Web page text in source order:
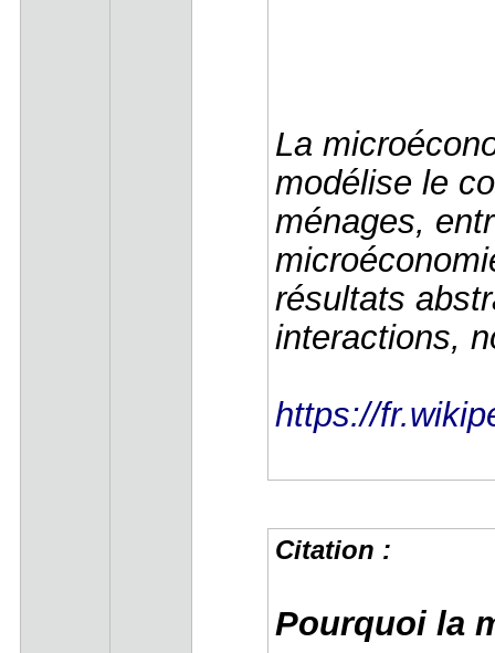
La
modélise le
ménages,
résultats
interactions,
https://
Citation :
Pourquoi la